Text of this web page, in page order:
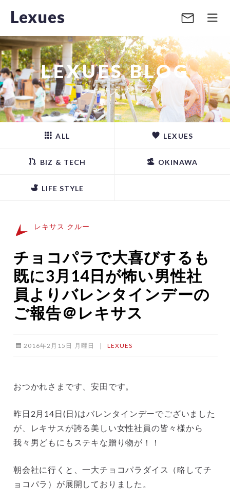
Lexues
LEXUES BLOG
レキサスブログ
ALL LEXUES
BIZ & TECH OKINAWA
LIFE STYLE
レキサス クルー
チョコパラで大喜びするも
既に3月14日が怖い男性社
員よりバレンタインデーの
ご報告＠レキサス
2016年2月15日 月曜日 ｜ LEXUES
おつかれさまです、安田です。
昨日2月14日(日)はバレンタインデーでございました
が、レキサスが誇る美しい女性社員の皆々様から
我々男どもにもステキな贈り物が！！
朝会社に行くと、一大チョコパラダイス（略してチ
ョコパラ）が展開しておりました。